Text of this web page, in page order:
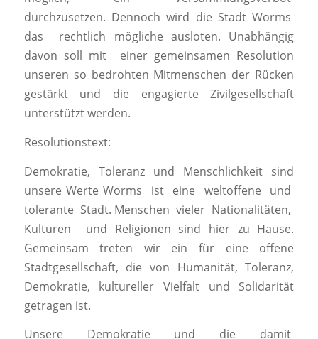
durchzusetzen. Dennoch wird die Stadt Worms
das rechtlich mögliche ausloten. Unabhängig
davon soll mit einer gemeinsamen Resolution
unseren so bedrohten Mitmenschen der Rücken
gestärkt und die engagierte Zivilgesellschaft
unterstützt werden.
Resolutionstext:
Demokratie, Toleranz und Menschlichkeit sind
unsere Werte Worms ist eine weltoffene und
tolerante Stadt. Menschen vieler Nationalitäten,
Kulturen und Religionen sind hier zu Hause.
Gemeinsam treten wir ein für eine offene
Stadtgesellschaft, die von Humanität, Toleranz,
Demokratie, kultureller Vielfalt und Solidarität
getragen ist.
Unsere Demokratie und die damit